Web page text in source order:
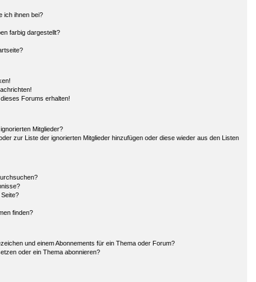
ich ihnen bei?
farbig dargestellt?
Forums erhalten!
Mitglieder?
zur Liste der ignorierten Mitglieder hinzufügen oder diese wieder aus den Listen
finden?
und einem Abonnements für ein Thema oder Forum?
oder ein Thema abonnieren?